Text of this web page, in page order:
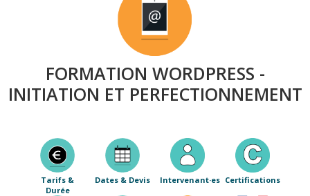
FORMATION WORDPRESS -
INITIATION ET PERFECTIONNEMENT
Tarifs &
Durée
Dates & Devis Intervenant·es Certifications